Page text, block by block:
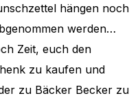
hängen noch
werden…
Zeit, euch den
zu kaufen und
zu Bäcker Becker zu